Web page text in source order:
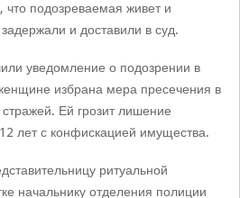
что подозреваемая живет и
и доставили в суд.
уведомление о подозрении в
избрана мера пресечения в
Ей грозит лишение
лет с конфискацией имущества.
ритуальной
начальнику отделения полиции